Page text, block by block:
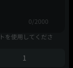
0/2000
を使用してくださ
1